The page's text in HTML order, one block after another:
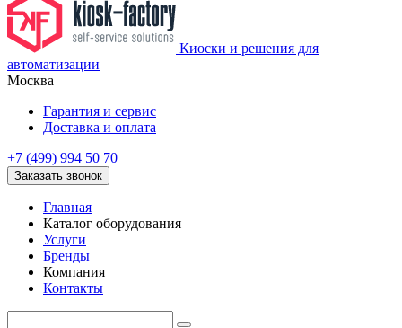
Киоски и решения для
автоматизации
Москва
Гарантия и сервис
Доставка и оплата
+7 (499) 994 50 70
Заказать звонок
Главная
Каталог оборудования
Услуги
Бренды
Компания
Контакты